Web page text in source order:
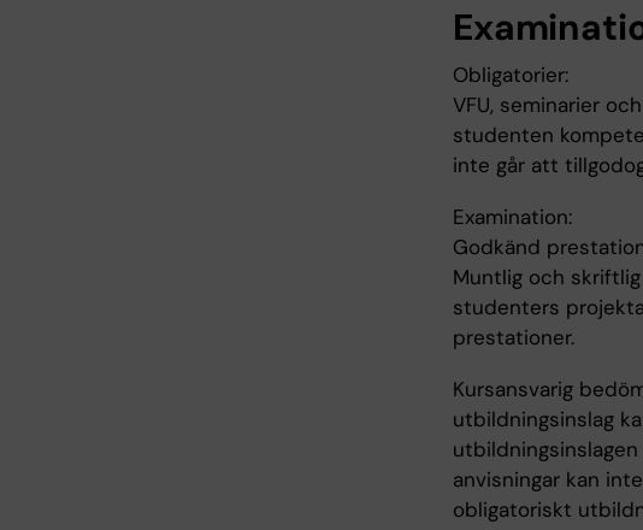
Obligatorier:
VFU, seminarier
studenten
inte går att
Examination:
Godkänd
Muntlig och
studenters
prestationer.
Kursansvarig
utbildningsinslag
anvisningar kan
obligatoriskt